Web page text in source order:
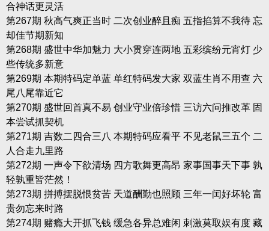
合神话更灵活
第267期 秋高气爽正当时 二次创业醉且痴 五指掐算不我待 忘
却佳节期新知
第268期 盛世中华加魅力 大小贯穿连两地 五彩缤纷元宵灯 少
些传统多新意
第269期 本期特码定单蓝 单红特码发大家 双蓝生肖不用查 六
尾八尾靠近它
第270期 盛世回首真不易 创业守业倍珍惜 三访六问推改革 固
本尝试抓契机
第271期 吉数二四合三八 本期特码应看平 不见老鼠三五个 二
人合走九里路
第272期 一声令下欲清场 四方歌舞更高昂 家事国事天下事 孰
轻孰重皆茫然！
第273期 拼搏摆脱恨贫苦 天道酬勤也照顾 三年一闰好坏轮 富
贵勿忘来时路
第274期 赌瘾大开抓飞钱 缓急各异总难闲 刺激莫取娱有度 藏